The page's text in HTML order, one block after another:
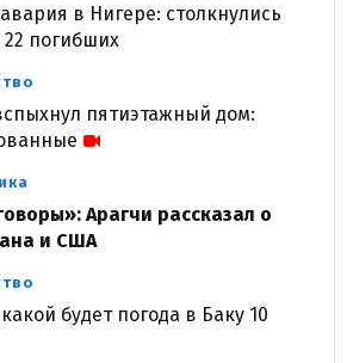
в Нигере: столкнулись
22 погибших
пятиэтажный дом:
Арагчи рассказал о
и США
будет погода в Баку 10